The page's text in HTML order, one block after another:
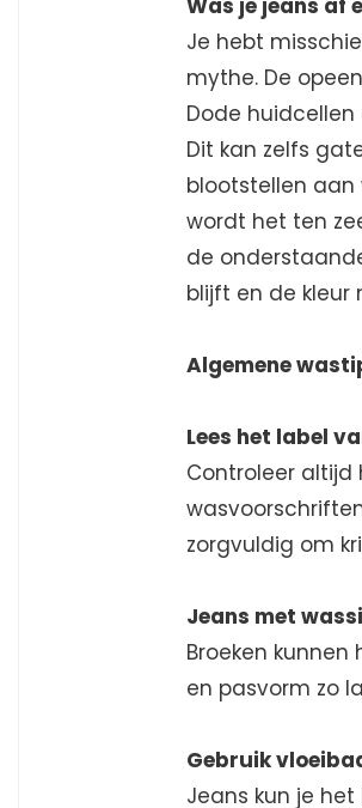
Was je jeans af
Je hebt
mythe. De
Dode huidcellen
Dit kan zelfs
blootstellen
wordt het ten
de
blijft en de kleur
Algemene
Lees het label
Controleer altijd
zorgvuldig om
Jeans met
Broeken
en pasvorm zo
Gebruik
Jeans kun je